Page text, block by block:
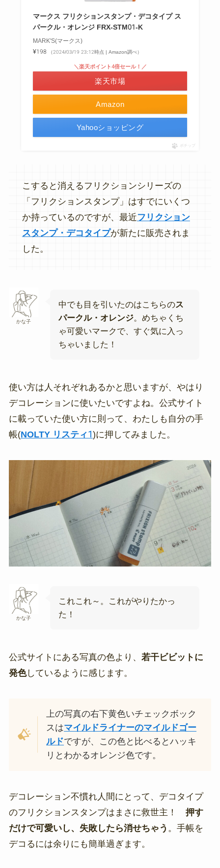
マークス フリクションスタンプ・デコタイプ ス
パークル・オレンジ FRX-STM01-K
MARK'S(マークス)
¥198
（2024/03/19 23:12時点 | Amazon調べ）
Amazon
＼楽天ポイント4倍セール！／
楽天市場
Yahooショッピング
ポチップ
こすると消えるフリクションシリーズの
「フリクションスタンプ」はすでにいくつ
か持っているのですが、最近フリクション
スタンプ・デコタイプが新たに販売されま
した。
かな子
中でも目を引いたのはこちらのス
パークル・オレンジ。めちゃくち
ゃ可愛いマークで、すぐ気に入っ
ちゃいました！
使い方は人それぞれあるかと思いますが、やはり
デコレーションに使いたいですよね。公式サイト
に載っていた使い方に則って、わたしも自分の手
帳(NOLTY リスティ1)に押してみました。
かな子
これこれ～。これがやりたかっ
た！
公式サイトにある写真の色より、 若干ビビットに
発色しているように感じます。
上の写真の右下黄色いチェックボック
スはマイルドライナーのマイルドゴー
ルドですが、この色と比べるとハッキ
リとわかるオレンジ色です。
デコレーション不慣れ人間にとって、デコタイプ
のフリクションスタンプはまさに救世主！ 押す
だけで可愛いし、失敗したら消せちゃう 。手帳を
デコるには余りにも簡単過ぎます。